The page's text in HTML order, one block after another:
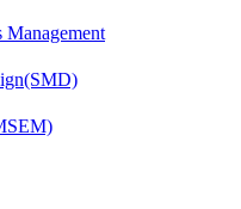
Management